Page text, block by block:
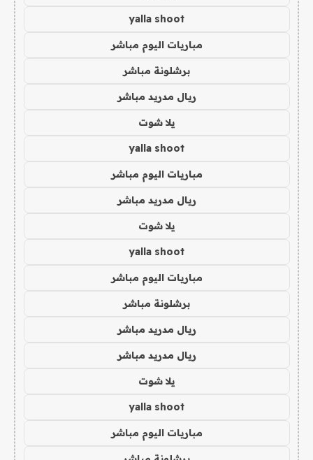
yalla shoot
مباريات اليوم مباشر
برشلونة مباشر
ريال مدريد مباشر
يلا شوت
yalla shoot
مباريات اليوم مباشر
ريال مدريد مباشر
يلا شوت
yalla shoot
مباريات اليوم مباشر
برشلونة مباشر
ريال مدريد مباشر
ريال مدريد مباشر
يلا شوت
yalla shoot
مباريات اليوم مباشر